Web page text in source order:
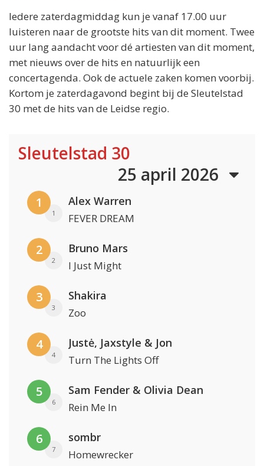
Iedere zaterdagmiddag kun je vanaf 17.00 uur
luisteren naar de grootste hits van dit moment. Twee
uur lang aandacht voor dé artiesten van dit moment,
met nieuws over de hits en natuurlijk een
concertagenda. Ook de actuele zaken komen voorbij.
Kortom je zaterdagavond begint bij de Sleutelstad
30 met de hits van de Leidse regio.
Sleutelstad 30
25 april 2026
1
1
Alex Warren
FEVER DREAM
2
2
Bruno Mars
I Just Might
3
3
Shakira
Zoo
4
4
Justė, Jaxstyle & Jon
Turn The Lights Off
5
6
Sam Fender & Olivia Dean
Rein Me In
6
7
sombr
Homewrecker